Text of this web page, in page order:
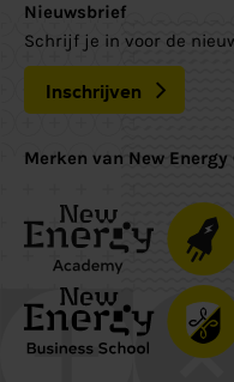
Nieuwsbrief
Schrijf je in voor de
Inschrijven
Merken van New